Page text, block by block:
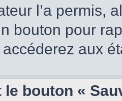
l’a permis,
bouton pour
aux
bouton «